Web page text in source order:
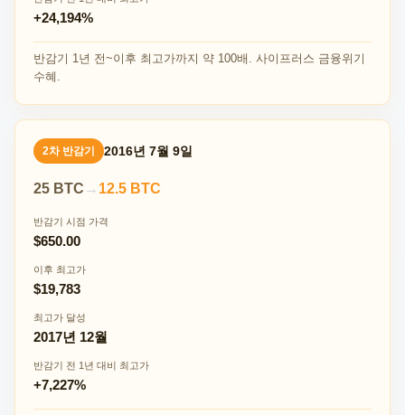
+24,194%
반감기 1년 전~이후 최고가까지 약 100배. 사이프러스 금융위기
수혜.
2차 반감기 2016년 7월 9일
25 BTC → 12.5 BTC
반감기 시점 가격
$650.00
이후 최고가
$19,783
최고가 달성
2017년 12월
반감기 전 1년 대비 최고가
+7,227%